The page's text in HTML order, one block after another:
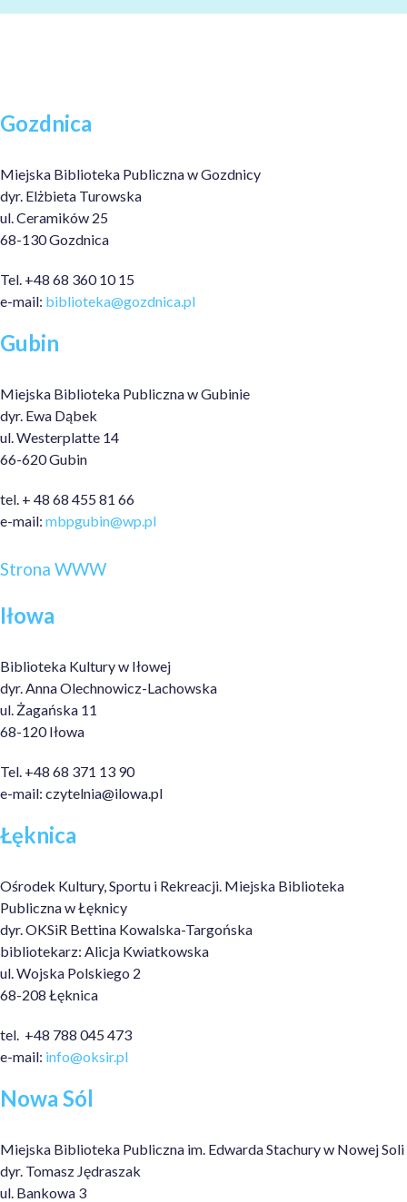
Gozdnica
Miejska Biblioteka Publiczna w Gozdnicy
dyr. Elżbieta Turowska
ul. Ceramików 25
68-130 Gozdnica
Tel. +48 68 360 10 15
e-mail: biblioteka@gozdnica.pl
Gubin
Miejska Biblioteka Publiczna w Gubinie
dyr. Ewa Dąbek
ul. Westerplatte 14
66-620 Gubin
tel. + 48 68 455 81 66
e-mail: mbpgubin@wp.pl
Strona WWW
Iłowa
Biblioteka Kultury w Iłowej
dyr. Anna Olechnowicz-Lachowska
ul. Żagańska 11
68-120 Iłowa
Tel. +48 68 371 13 90
e-mail: czytelnia@ilowa.pl
Łęknica
Ośrodek Kultury, Sportu i Rekreacji. Miejska Biblioteka
Publiczna w Łęknicy
dyr. OKSiR Bettina Kowalska-Targońska
bibliotekarz: Alicja Kwiatkowska
ul. Wojska Polskiego 2
68-208 Łęknica
tel. +48 788 045 473
e-mail: info@oksir.pl
Nowa Sól
Miejska Biblioteka Publiczna im. Edwarda Stachury w Nowej Soli
dyr. Tomasz Jędraszak
ul. Bankowa 3